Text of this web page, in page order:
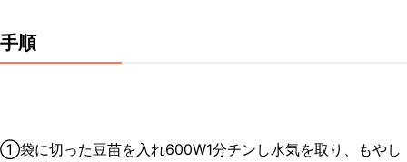
手順
①袋に切った豆苗を入れ600W1分チンし水気を取り、もやし